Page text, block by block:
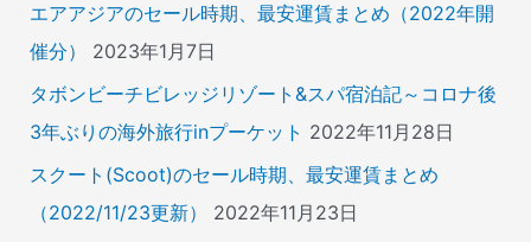
エアアジアのセール時期、最安運賃まとめ（2022年開
催分）
2023年1月7日
タボンビーチビレッジリゾート&スパ宿泊記～コロナ後
3年ぶりの海外旅行inプーケット 2022年11月28日
スクート(Scoot)のセール時期、最安運賃まとめ
（2022/11/23更新）
2022年11月23日